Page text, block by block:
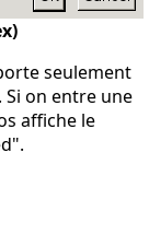
seulement
Si on entre une
affiche le